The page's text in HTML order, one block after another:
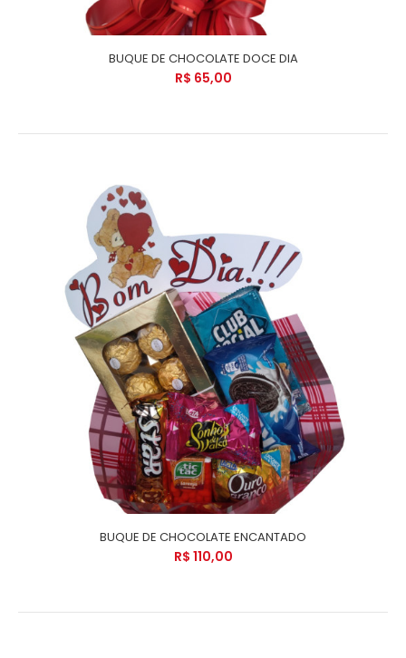
BUQUE DE CHOCOLATE DOCE DIA
R$ 65,00
BUQUE DE CHOCOLATE ENCANTADO
R$ 110,00